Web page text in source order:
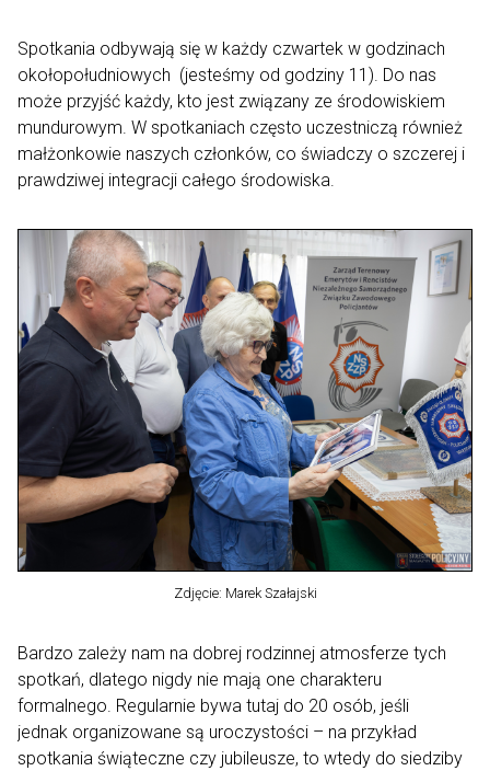
Spotkania odbywają się w każdy czwartek w godzinach
okołopołudniowych (jesteśmy od godziny 11). Do nas
może przyjść każdy, kto jest związany ze środowiskiem
mundurowym. W spotkaniach często uczestniczą również
małżonkowie naszych członków, co świadczy o szczerej i
prawdziwej integracji całego środowiska.
Zdjęcie: Marek Szałajski
Bardzo zależy nam na dobrej rodzinnej atmosferze tych
spotkań, dlatego nigdy nie mają one charakteru
formalnego. Regularnie bywa tutaj do 20 osób, jeśli
jednak organizowane są uroczystości – na przykład
spotkania świąteczne czy jubileusze, to wtedy do siedziby